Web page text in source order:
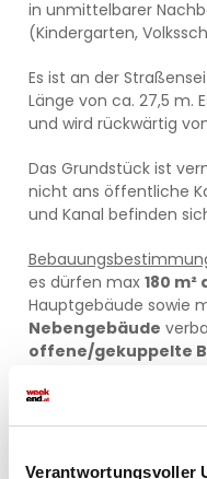
Verantwortungsvoller
in unmittelbarer
(Kindergarten,
Es ist an der
Länge von ca. 27,5 m.
und wird rückwärtig
Das Grundstück ist
nicht ans öffentliche
und Kanal befinden
es dürfen max 180
Hauptgebäude sowie
Nebengebäude
offene/gekuppelte
Die Station der
Der Vermittler ist als